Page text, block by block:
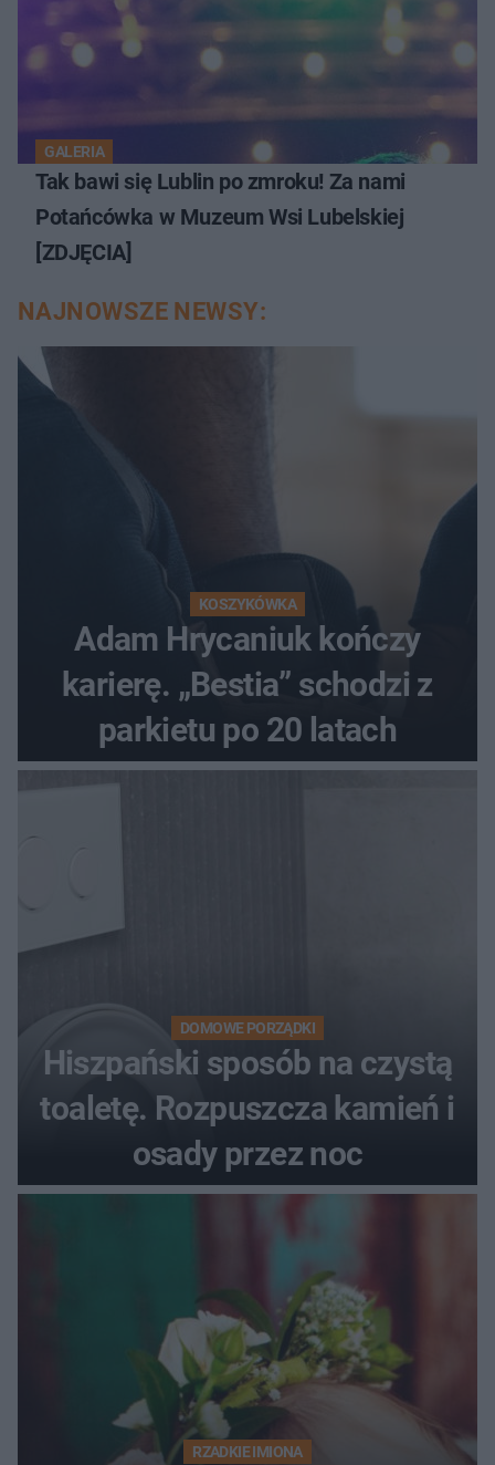
GALERIA
Tak bawi się Lublin po zmroku! Za nami
Potańcówka w Muzeum Wsi Lubelskiej
[ZDJĘCIA]
NAJNOWSZE NEWSY:
KOSZYKÓWKA
Adam Hrycaniuk kończy
karierę. „Bestia” schodzi z
parkietu po 20 latach
DOMOWE PORZĄDKI
Hiszpański sposób na czystą
toaletę. Rozpuszcza kamień i
osady przez noc
RZADKIE IMIONA